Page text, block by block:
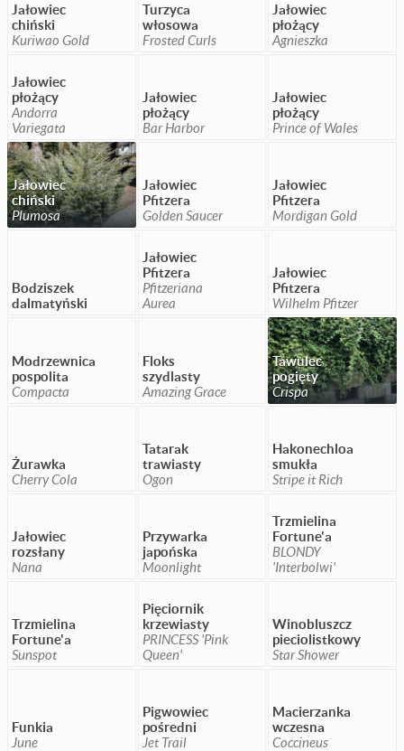
Jałowiec
chiński
Kuriwao Gold
Turzyca
włosowa
Frosted Curls
Jałowiec
płożący
Agnieszka
Jałowiec
płożący
Andorra
Variegata
Jałowiec
płożący
Bar Harbor
Jałowiec
płożący
Prince of Wales
Jałowiec
chiński
Plumosa
Jałowiec
Pfitzera
Golden Saucer
Jałowiec
Pfitzera
Mordigan Gold
Bodziszek
dalmatyński
Jałowiec
Pfitzera
Pfitzeriana
Aurea
Jałowiec
Pfitzera
Wilhelm Pfitzer
Modrzewnica
pospolita
Compacta
Floks
szydlasty
Amazing Grace
Tawulec
pogięty
Crispa
Żurawka
Cherry Cola
Tatarak
trawiasty
Ogon
Hakonechloa
smukła
Stripe it Rich
Jałowiec
rozsłany
Nana
Przywarka
japońska
Moonlight
Trzmielina
Fortune'a
BLONDY
'Interbolwi'
Trzmielina
Fortune'a
Sunspot
Pięciornik
krzewiasty
PRINCESS 'Pink
Queen'
Winobluszcz
pieciolistkowy
Star Shower
Funkia
June
Pigwowiec
pośredni
Jet Trail
Macierzanka
wczesna
Coccineus